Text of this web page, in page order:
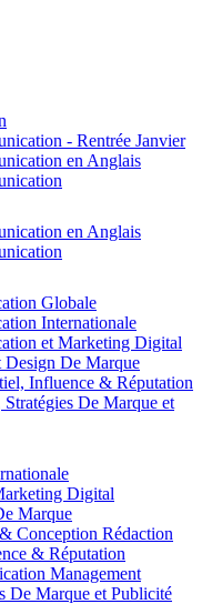
- Rentrée Janvier
en Anglais
en Anglais
Globale
Internationale
et Marketing Digital
Design De Marque
Influence & Réputation
De Marque et
Digital
Marque
Conception Rédaction
& Réputation
Management
De Marque et Publicité